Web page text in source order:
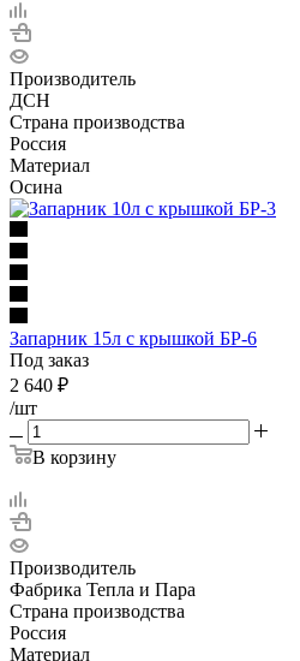
Производитель
ДСН
Страна производства
Россия
Материал
Осина
Запарник 15л с крышкой БР-6
Под заказ
2 640 ₽
/шт
В корзину
Производитель
Фабрика Тепла и Пара
Страна производства
Россия
Материал